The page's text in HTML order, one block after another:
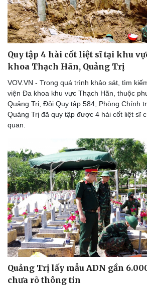
Quy tập 4 hài cốt liệt sĩ tại khu
khoa Thạch Hãn, Quảng Trị
VOV.VN - Trong quá trình khảo sát, tìm
viện Đa khoa khu vực Thạch Hãn, thuộc
Quảng Trị, Đội Quy tập 584, Phòng Chính
Quảng Trị đã quy tập được 4 hài cốt liệt sĩ
quan.
Quảng Trị lấy mẫu ADN gần
chưa rõ thông tin